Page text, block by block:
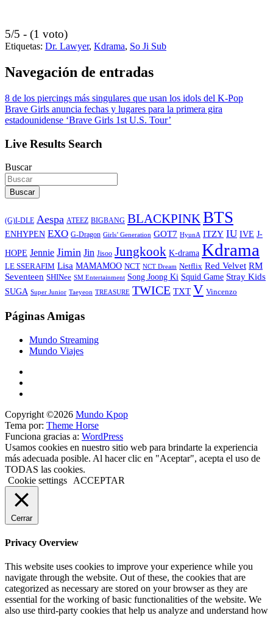
5/5 - (1 voto)
Etiquetas: Dr. Lawyer, Kdrama, So Ji Sub
Navegación de entradas
8 de los piercings más singulares que usan los idols del K-Pop
Brave Girls anuncia fechas y lugares para la primera gira
estadounidense ‘Brave Girls 1st U.S. Tour’
Live Results Search
Buscar
Buscar
(G)I-DLE Aespa ATEEZ BIGBANG BLACKPINKBTS
ENHYPEN EXO G-Dragon Girls’ Generation GOT7 HyunA ITZY IU IVE J-
HOPE Jennie Jimin Jin Jisoo Jungkook K-drama Kdrama
LE SSERAFIM Lisa MAMAMOO NCT NCT Dream Netflix Red Velvet RM
Seventeen SHINee SM Entertainment Song Joong Ki Squid Game Stray Kids
SUGA Super Junior Taeyeon TREASURE TWICE TXT V Vincenzo
Páginas Amigas
Mundo Streaming
Mundo Viajes
Copyright ©2026 Mundo Kpop
Tema por: Theme Horse
Funciona gracias a: WordPress
Usamos cookies en nuestro sitio web para brindarte la experiencia
más adecuada posible. Al hacer clic en "Aceptar", acepta el uso de
TODAS las cookies.
Cookie settings
ACCEPTAR
Cerrar
Privacy Overview
This website uses cookies to improve your experience while you
navigate through the website. Out of these, the cookies that are
categorized as necessary are stored on your browser as they are
essential for the working of basic functionalities of the website. We
also use third-party cookies that help us analyze and understand how